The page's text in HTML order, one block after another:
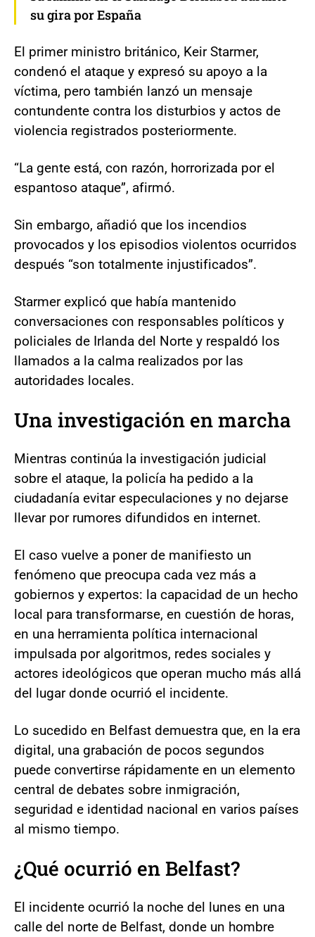
su gira por España
El primer ministro británico, Keir Starmer,
condenó el ataque y expresó su apoyo a la
víctima, pero también lanzó un mensaje
contundente contra los disturbios y actos de
violencia registrados posteriormente.
“La gente está, con razón, horrorizada por el
espantoso ataque”, afirmó.
Sin embargo, añadió que los incendios
provocados y los episodios violentos ocurridos
después “son totalmente injustificados”.
Starmer explicó que había mantenido
conversaciones con responsables políticos y
policiales de Irlanda del Norte y respaldó los
llamados a la calma realizados por las
autoridades locales.
Una investigación en marcha
Mientras continúa la investigación judicial
sobre el ataque, la policía ha pedido a la
ciudadanía evitar especulaciones y no dejarse
llevar por rumores difundidos en internet.
El caso vuelve a poner de manifiesto un
fenómeno que preocupa cada vez más a
gobiernos y expertos: la capacidad de un hecho
local para transformarse, en cuestión de horas,
en una herramienta política internacional
impulsada por algoritmos, redes sociales y
actores ideológicos que operan mucho más allá
del lugar donde ocurrió el incidente.
Lo sucedido en Belfast demuestra que, en la era
digital, una grabación de pocos segundos
puede convertirse rápidamente en un elemento
central de debates sobre inmigración,
seguridad e identidad nacional en varios países
al mismo tiempo.
¿Qué ocurrió en Belfast?
El incidente ocurrió la noche del lunes en una
calle del norte de Belfast, donde un hombre